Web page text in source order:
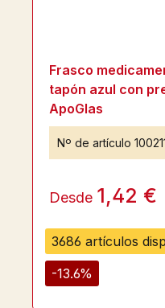
3686 artículos
-13.6%
Frasco
tapón azul con
ApoGlas
Nº de artículo
Desde 1,42 €